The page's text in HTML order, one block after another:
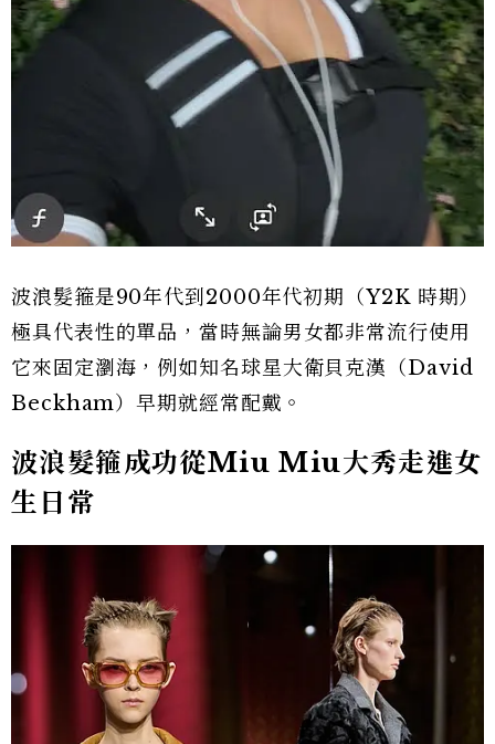
波浪髮箍是90年代到2000年代初期（Y2K 時期）
極具代表性的單品，當時無論男女都非常流行使用
它來固定瀏海，例如知名球星大衛貝克漢（David
Beckham）早期就經常配戴。
波浪髮箍成功從Miu Miu大秀走進女
生日常